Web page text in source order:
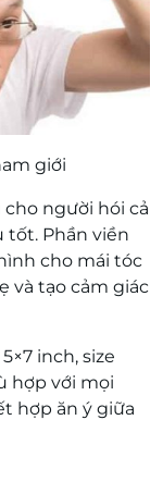
giới
người hói cả
tốt. Phần viền
cho mái tóc
và tạo cảm giác
inch, size
hợp với mọi
hợp ăn ý giữa